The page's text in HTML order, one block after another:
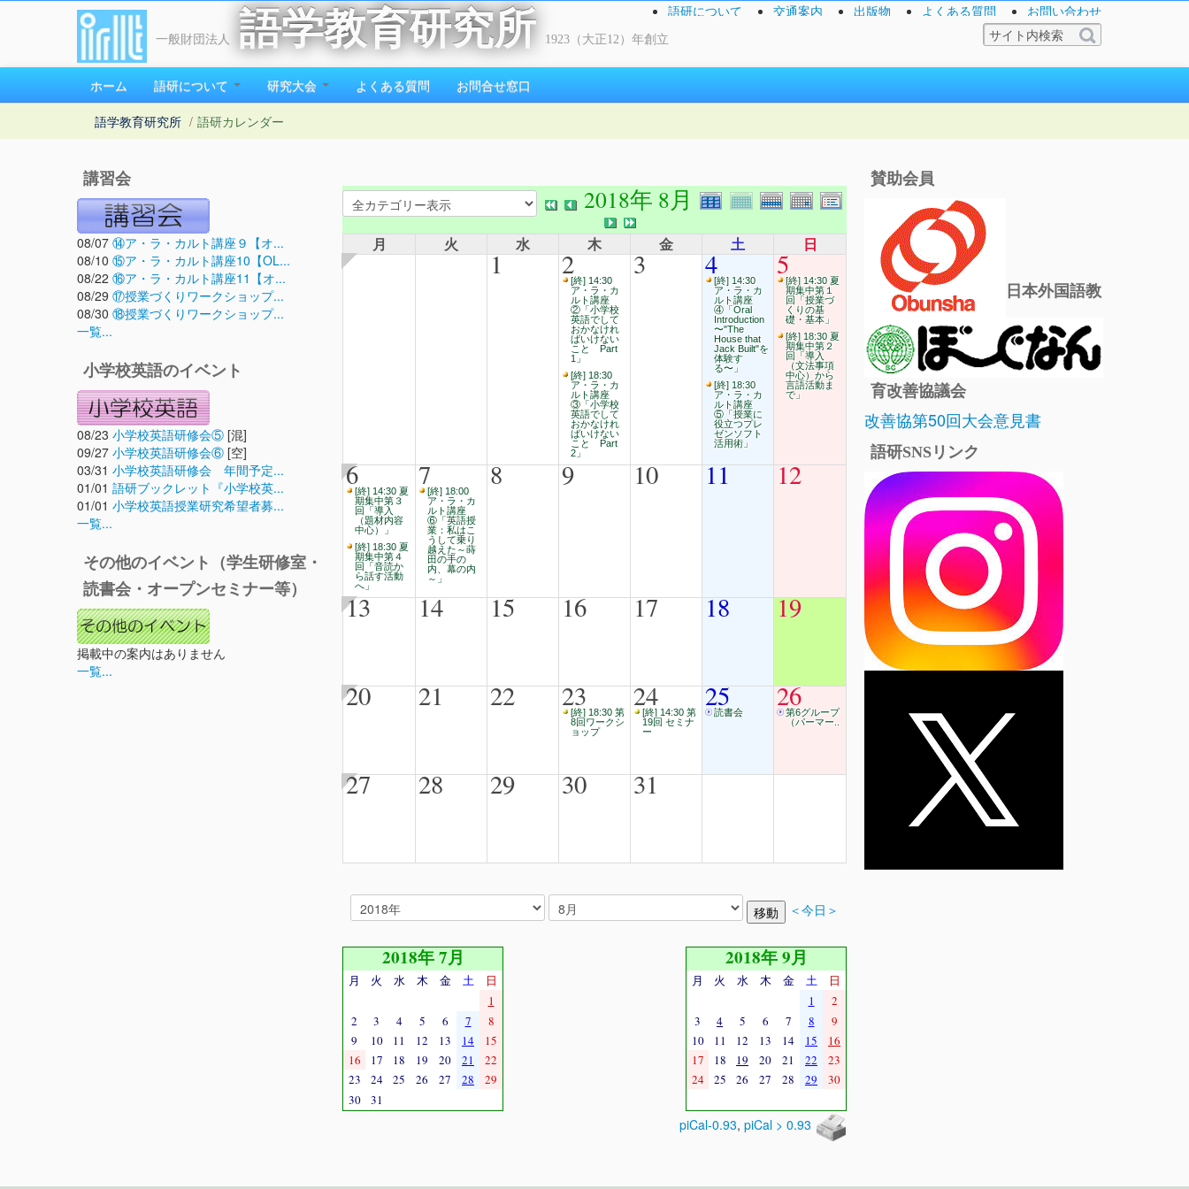
一般財団法人 語学教育研究所 1923（大正12）年創立
語研について 交通案内 出版物 よくある質問 お問い合わせ
ホーム 語研について 研究大会 よくある質問 お問合せ窓口
語学教育研究所 / 語研カレンダー
講習会
08/07 ⑭ア・ラ・カルト講座９【オ...
08/10 ⑮ア・ラ・カルト講座10【OL...
08/22 ⑯ア・ラ・カルト講座11【オ...
08/29 ⑰授業づくりワークショップ...
08/30 ⑱授業づくりワークショップ...
一覧...
小学校英語のイベント
08/23 小学校英語研修会⑤ [混]
09/27 小学校英語研修会⑥ [空]
03/31 小学校英語研修会 年間予定...
01/01 語研ブックレット『小学校英...
01/01 小学校英語授業研究希望者募...
一覧...
その他のイベント（学生研修室・
読書会・オープンセミナー等）
掲載中の案内はありません
一覧...
2018年 8月
月 火 水 木 金 土 日
1 2[終] 14:30
ア・ラ・カ
ルト講座
②「小学校
英語でして
おかなけれ
ばいけない
こと Part
1」
[終] 18:30
ア・ラ・カ
ルト講座
③「小学校
英語でして
おかなけれ
ばいけない
こと Part
2」
3 4[終] 14:30
ア・ラ・カ
ルト講座
④「Oral
Introduction
〜"The
House that
Jack Built"を
体験す
る〜」
[終] 18:30
ア・ラ・カ
ルト講座
⑤「授業に
役立つプレ
ゼンソフト
活用術」
5[終] 14:30 夏
期集中第１
回「授業づ
くりの基
礎・基本」
[終] 18:30 夏
期集中第２
回「導入
（文法事項
中心）から
言語活動ま
で」
6[終] 14:30 夏
期集中第３
回「導入
（題材内容
中心）」
[終] 18:30 夏
期集中第４
回「音読か
ら話す活動
へ」
7[終] 18:00
ア・ラ・カ
ルト講座
⑥「英語授
業：私はこ
うして乗り
越えた～蒔
田の手の
内、幕の内
～」
8 9 10 11 12
13 14 15 16 17 18 19
20 21 22 23
[終] 18:30 第
8回ワークシ
ョップ
24
[終] 14:30 第
19回 セミナ
ー
25
読書会 26
第6グループ
（パーマー..
27 28 29 30 31
＜今日＞
2018年 7月
月 火 水 木 金 土
日
1
2
3 4 5 6 7
8
9
10 11 12 13 14
15
16
17 18 19 20 21
22
23
24 25 26 27 28
29
30
31
2018年 9月
月 火 水 木 金 土
日
1
2
3
4 5 6 7 8
9
10
11 12 13 14 15
16
17
18 19 20 21 22
23
24
25 26 27 28 29 30
piCal-0.93, piCal > 0.93
賛助会員
日本外国語教
育改善協議会
改善協第50回大会意見書
語研SNSリンク